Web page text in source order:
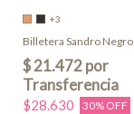
+3
Billetera Sandro Negro
$28.630 30% OFF